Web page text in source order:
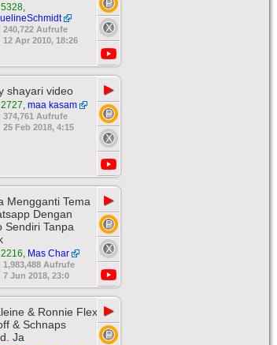
5328,
240,722 Aufrufe
12 Apr 2010, 18:26
shayari video
, maa kasam
374,761 Aufrufe
25 Feb 2018, 4:15
▶
Mengganti Tema
Dengan
Sendiri Tanpa
, Mas Char
1,983,488 Aufrufe
7 Jun 2018, 23:0
▶
& Ronnie Flex
& Schnaps
Ja
▶